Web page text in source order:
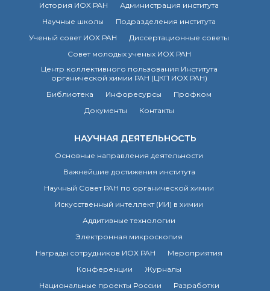
История ИОХ РАН
Администрация института
Научные школы
Подразделения института
Ученый совет ИОХ РАН
Диссертационные советы
Совет молодых ученых ИОХ РАН
Центр коллективного пользования Института
органической химии РАН (ЦКП ИОХ РАН)
Библиотека
Инфоресурсы
Профком
Документы
Контакты
НАУЧНАЯ ДЕЯТЕЛЬНОСТЬ
Основные направления деятельности
Важнейшие достижения института
Научный Совет РАН по органической химии
Искусственный интеллект (ИИ) в химии
Аддитивные технологии
Электронная микроскопия
Награды сотрудников ИОХ РАН
Мероприятия
Конференции
Журналы
Национальные проекты России
Разработки